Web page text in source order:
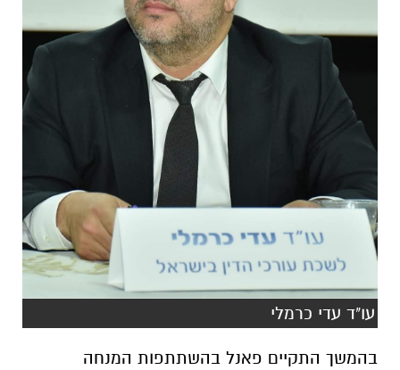
עו"ד עדי כרמלי
בהמשך התקיים פאנל בהשתתפות המנחה